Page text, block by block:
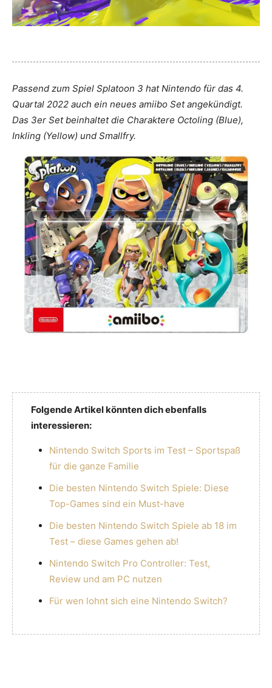
Passend zum Spiel Splatoon 3 hat Nintendo für das 4.
Quartal 2022 auch ein neues amiibo Set angekündigt.
Das 3er Set beinhaltet die Charaktere Octoling (Blue),
Inkling (Yellow) und Smallfry.
Folgende Artikel könnten dich ebenfalls
interessieren:
Nintendo Switch Sports im Test – Sportspaß
für die ganze Familie
Die besten Nintendo Switch Spiele: Diese
Top-Games sind ein Must-have
Die besten Nintendo Switch Spiele ab 18 im
Test – diese Games gehen ab!
Nintendo Switch Pro Controller: Test,
Review und am PC nutzen
Für wen lohnt sich eine Nintendo Switch?